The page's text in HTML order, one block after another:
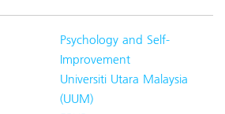
Psychology and Self-
Improvement
Universiti Utara Malaysia
(UUM)